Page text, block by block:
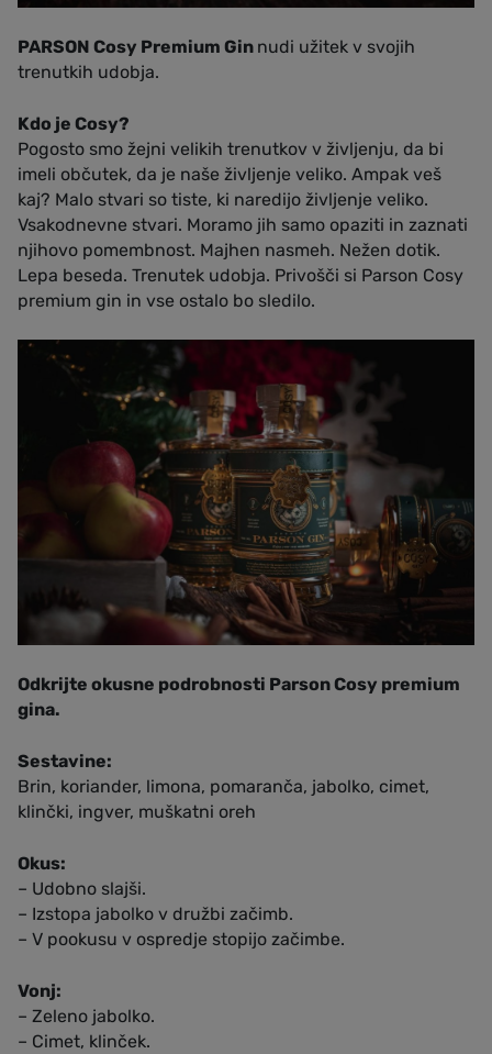
PARSON Cosy Premium Gin nudi užitek v svojih
trenutkih udobja.
Kdo je Cosy?
Pogosto smo žejni velikih trenutkov v življenju, da bi
imeli občutek, da je naše življenje veliko. Ampak veš
kaj? Malo stvari so tiste, ki naredijo življenje veliko.
Vsakodnevne stvari. Moramo jih samo opaziti in zaznati
njihovo pomembnost. Majhen nasmeh. Nežen dotik.
Lepa beseda. Trenutek udobja. Privošči si Parson Cosy
premium gin in vse ostalo bo sledilo.
Odkrijte okusne podrobnosti Parson Cosy premium
gina.
Sestavine:
Brin, koriander, limona, pomaranča, jabolko, cimet,
klinčki, ingver, muškatni oreh
Okus:
– Udobno slajši.
– Izstopa jabolko v družbi začimb.
– V pookusu v ospredje stopijo začimbe.
Vonj:
– Zeleno jabolko.
– Cimet, klinček.